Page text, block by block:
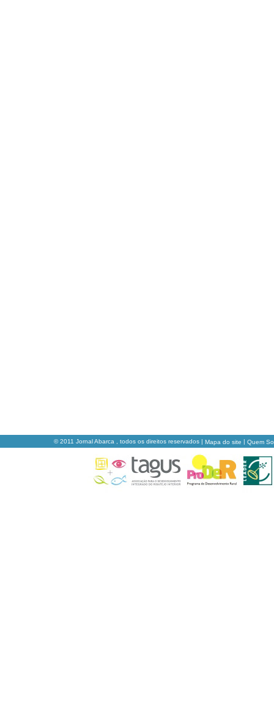
© 2011 Jornal Abarca , todos os direitos reservados | Mapa do site | Quem